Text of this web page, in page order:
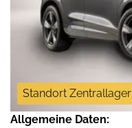
Standort Zentrallager
Allgemeine Daten: